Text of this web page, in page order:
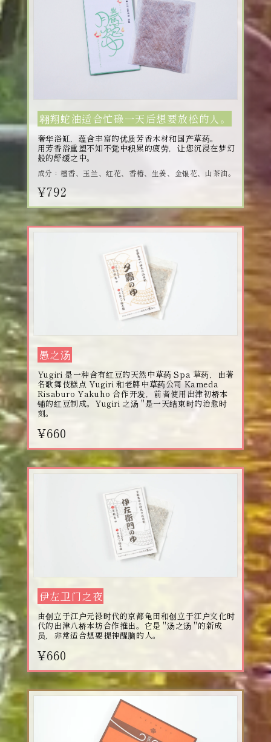
翱翔蛇油适合忙碌一天后想要放松的人。
奢华浴缸，蕴含丰富的优质芳香木材和国产草药。
用芳香浴重塑不知不觉中积累的疲劳，让您沉浸在梦幻
般的舒缓之中。
成分：檀香、玉兰、红花、香椿、生姜、金银花、山茶油。
¥792
愚之汤
Yugiri 是一种含有红豆的天然中草药 Spa 草药，由著
名歌舞伎糕点 Yugiri 和老牌中草药公司 Kameda
Risaburo Yakuho 合作开发，前者使用出津初桥本
铺的红豆制成。Yugiri 之汤 "是一天结束时的治愈时
刻。
¥660
伊左卫门之夜
由创立于江户元禄时代的京都龟田和创立于江户文化时
代的出津八桥本坊合作推出。它是 "汤之汤 "的新成
员，非常适合想要提神醒脑的人。
¥660